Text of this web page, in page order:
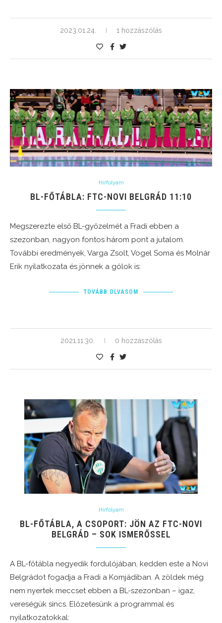
2023.01.24. 1 hozzászólás
Hírfolyam
BL-FŐTÁBLA: FTC-NOVI BELGRÁD 11:10
Megszerezte első BL-győzelmét a Fradi ebben a
szezonban, nagyon fontos három pont a jutalom.
További eredmények, Varga Zsolt, Vogel Soma és Molnár
Erik nyilatkozata és jönnek a gólok is:
TOVÁBB OLVASOM
2021.11.30. 0 hozzászólás
Hírfolyam
BL-FŐTÁBLA, A CSOPORT: JÖN AZ FTC-NOVI
BELGRÁD – SOK ISMERŐSSEL
A BL-főtábla negyedik fordulójában, kedden este a Novi
Belgrádot fogadja a Fradi a Komjádiban. A zöldek még
nem nyertek meccset ebben a BL-szezonban – igaz,
vereségük sincs. Előzetesünk a programmal és
nyilatkozatokkal: